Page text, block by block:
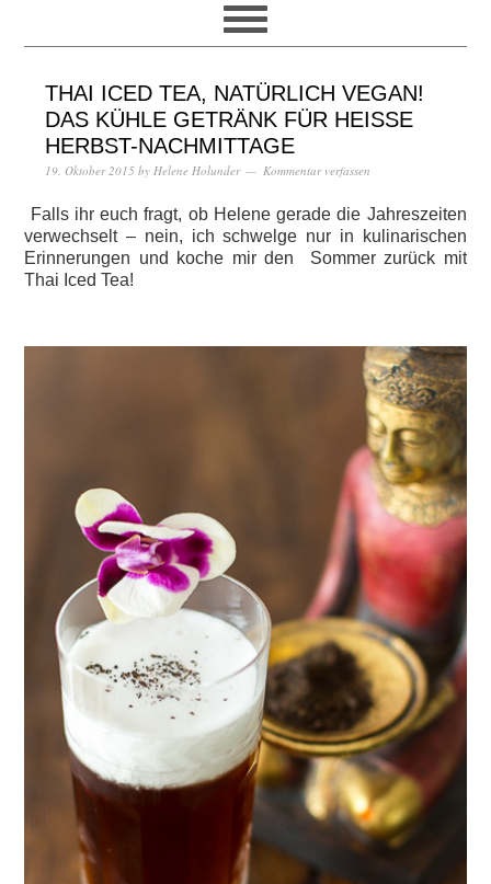
THAI ICED TEA, NATÜRLICH VEGAN!
DAS KÜHLE GETRÄNK FÜR HEISSE H
ERBST-NACHMITTAGE
19. Oktober 2015 by Helene Holunder Kommentar verfassen
Falls ihr euch fragt, ob Helene gerade die Jahreszeiten
verwechselt – nein, ich schwelge nur in kulinarischen
Erinnerungen und koche mir den Sommer zurück mit
Thai Iced Tea!